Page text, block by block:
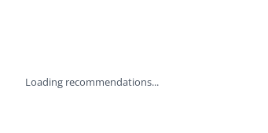
Loading recommendations...